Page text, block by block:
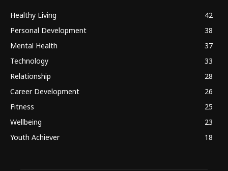
Healthy Living
42
Personal Development
38
Mental Health
37
Technology
33
Relationship
28
Career Development
26
Fitness
25
Wellbeing
23
Youth Achiever
18